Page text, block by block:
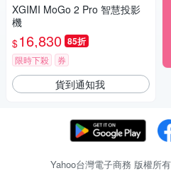
XGIMI MoGo 2 Pro 智慧投影
機
$16,830 85折
限時下殺 券
貨到通知我
Yahoo台灣電子商務 版權所